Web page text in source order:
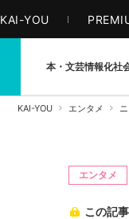
KAI-YOU
本・文芸情報化社
KAI-YOU エンタメ
エンタメ
この記